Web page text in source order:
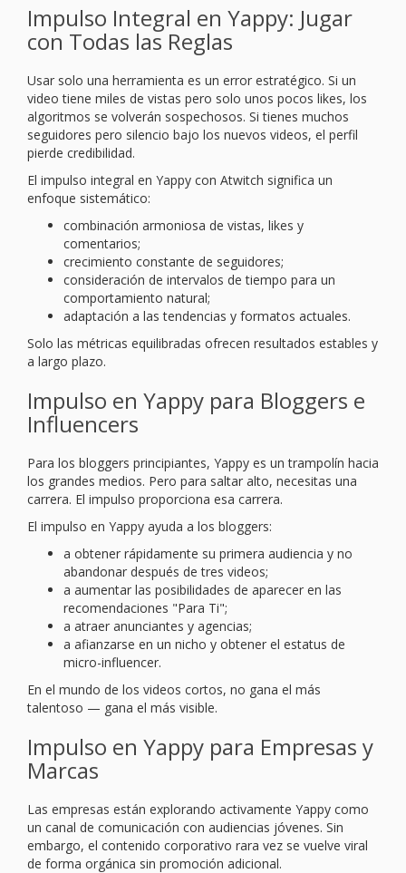
Impulso Integral en Yappy: Jugar
con Todas las Reglas
Usar solo una herramienta es un error estratégico. Si un
video tiene miles de vistas pero solo unos pocos likes, los
algoritmos se volverán sospechosos. Si tienes muchos
seguidores pero silencio bajo los nuevos videos, el perfil
pierde credibilidad.
El impulso integral en Yappy con Atwitch significa un
enfoque sistemático:
combinación armoniosa de vistas, likes y
comentarios;
crecimiento constante de seguidores;
consideración de intervalos de tiempo para un
comportamiento natural;
adaptación a las tendencias y formatos actuales.
Solo las métricas equilibradas ofrecen resultados estables y
a largo plazo.
Impulso en Yappy para Bloggers e
Influencers
Para los bloggers principiantes, Yappy es un trampolín hacia
los grandes medios. Pero para saltar alto, necesitas una
carrera. El impulso proporciona esa carrera.
El impulso en Yappy ayuda a los bloggers:
a obtener rápidamente su primera audiencia y no
abandonar después de tres videos;
a aumentar las posibilidades de aparecer en las
recomendaciones "Para Ti";
a atraer anunciantes y agencias;
a afianzarse en un nicho y obtener el estatus de
micro-influencer.
En el mundo de los videos cortos, no gana el más
talentoso — gana el más visible.
Impulso en Yappy para Empresas y
Marcas
Las empresas están explorando activamente Yappy como
un canal de comunicación con audiencias jóvenes. Sin
embargo, el contenido corporativo rara vez se vuelve viral
de forma orgánica sin promoción adicional.